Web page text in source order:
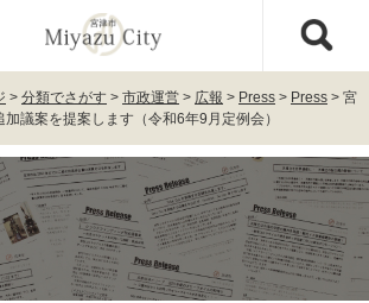
> 分類でさがす > 市政運営 > 広報 > Press > Press > 宮
議案を提案します（令和6年9月定例会）